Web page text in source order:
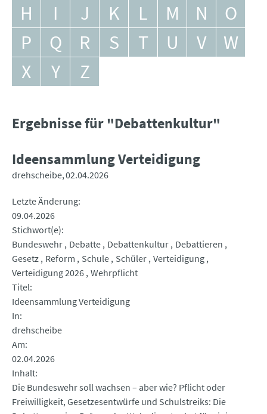
H
I J K L M N
O
P
Q R S T U V
W
X
Y Z
Ergebnisse für "Debattenkultur"
Ideensammlung Verteidigung
drehscheibe 02.04.2026
Letzte Änderung
09.04.2026
Stichwort(e)
Bundeswehr Debatte Debattenkultur Debattieren
Gesetz Reform Schule Schüler Verteidigung
Verteidigung 2026 Wehrpflicht
Titel
Ideensammlung Verteidigung
In
drehscheibe
Am
02.04.2026
Inhalt
Die Bundeswehr soll wachsen – aber wie? Pflicht oder
Freiwilligkeit, Gesetzesentwürfe und Schulstreiks: Die